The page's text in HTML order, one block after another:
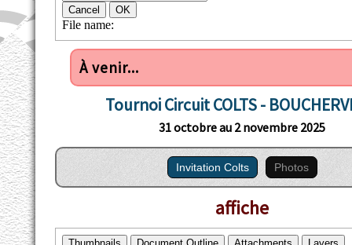
À venir...
Tournoi Circuit COLTS -
31 octobre au 2 novembre 2025
Invitation Colts Photos
affiche